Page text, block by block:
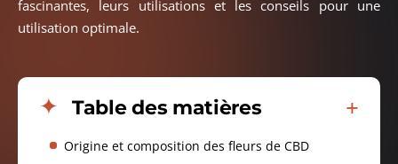
fascinantes, leurs utilisations et les conseils pour une
utilisation optimale.
Table des matières
Origine et composition des fleurs de CBD